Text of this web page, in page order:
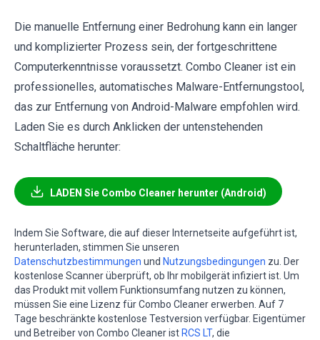
Die manuelle Entfernung einer Bedrohung kann ein langer
und komplizierter Prozess sein, der fortgeschrittene
Computerkenntnisse voraussetzt. Combo Cleaner ist ein
professionelles, automatisches Malware-Entfernungstool,
das zur Entfernung von Android-Malware empfohlen wird.
Laden Sie es durch Anklicken der untenstehenden
Schaltfläche herunter:
LADEN Sie Combo Cleaner herunter (Android)
Indem Sie Software, die auf dieser Internetseite aufgeführt ist,
herunterladen, stimmen Sie unseren
Datenschutzbestimmungen und Nutzungsbedingungen zu. Der
kostenlose Scanner überprüft, ob Ihr mobilgerät infiziert ist. Um
das Produkt mit vollem Funktionsumfang nutzen zu können,
müssen Sie eine Lizenz für Combo Cleaner erwerben. Auf 7
Tage beschränkte kostenlose Testversion verfügbar. Eigentümer
und Betreiber von Combo Cleaner ist RCS LT, die